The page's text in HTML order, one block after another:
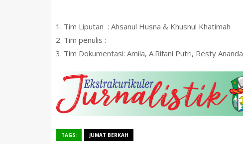
Tim Liputan : Ahsanul Husna & Khusnul Khatimah
Tim penulis :
Tim Dokumentasi: Amila, A.Rifani Putri, Resty Ananda
TAGS: JUMAT BERKAH